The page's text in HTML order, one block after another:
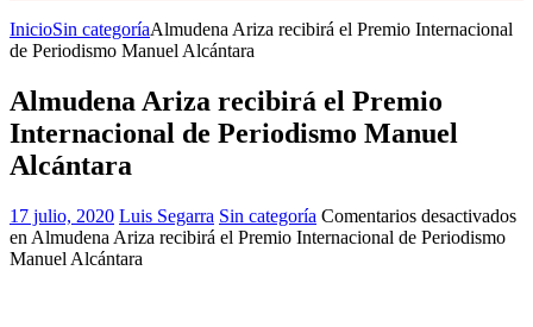
InicioSin categoríaAlmudena Ariza recibirá el Premio Internacional
de Periodismo Manuel Alcántara
Almudena Ariza recibirá el Premio
Internacional de Periodismo Manuel
Alcántara
17 julio, 2020 Luis Segarra Sin categoría Comentarios desactivados
en Almudena Ariza recibirá el Premio Internacional de Periodismo
Manuel Alcántara